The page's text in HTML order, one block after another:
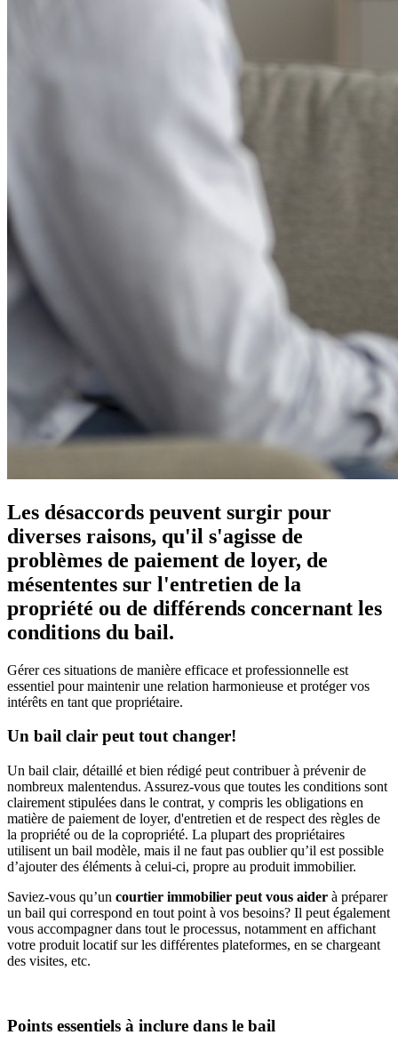
Les désaccords peuvent surgir pour
diverses raisons, qu'il s'agisse de
problèmes de paiement de loyer, de
mésententes sur l'entretien de la
propriété ou de différends concernant les
conditions du bail.
Gérer ces situations de manière efficace et professionnelle est
essentiel pour maintenir une relation harmonieuse et protéger vos
intérêts en tant que propriétaire.
Un bail clair peut tout changer!
Un bail clair, détaillé et bien rédigé peut contribuer à prévenir de
nombreux malentendus. Assurez-vous que toutes les conditions sont
clairement stipulées dans le contrat, y compris les obligations en
matière de paiement de loyer, d'entretien et de respect des règles de
la propriété ou de la copropriété. La plupart des propriétaires
utilisent un bail modèle, mais il ne faut pas oublier qu’il est possible
d’ajouter des éléments à celui-ci, propre au produit immobilier.
Saviez-vous qu’un courtier immobilier peut vous aider à préparer
un bail qui correspond en tout point à vos besoins? Il peut également
vous accompagner dans tout le processus, notamment en affichant
votre produit locatif sur les différentes plateformes, en se chargeant
des visites, etc.
Points essentiels à inclure dans le bail